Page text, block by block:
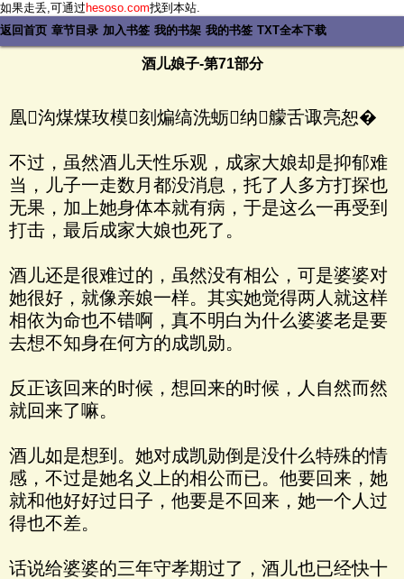
如果走丢,可通过hesoso.com找到本站.
返回首页 章节目录 加入书签 我的书架 我的书签 TXT全本下载
酒儿娘子-第71部分
凰沟煤煤玫模刻煸缟洗蛎纳艨舌诹亮恕�
不过，虽然酒儿天性乐观，成家大娘却是抑郁难
当，儿子一走数月都没消息，托了人多方打探也
无果，加上她身体本就有病，于是这么一再受到
打击，最后成家大娘也死了。
酒儿还是很难过的，虽然没有相公，可是婆婆对
她很好，就像亲娘一样。其实她觉得两人就这样
相依为命也不错啊，真不明白为什么婆婆老是要
去想不知身在何方的成凯勋。
反正该回来的时候，想回来的时候，人自然而然
就回来了嘛。
酒儿如是想到。她对成凯勋倒是没什么特殊的情
感，不过是她名义上的相公而已。他要回来，她
就和他好好过日子，他要是不回来，她一个人过
得也不差。
话说给婆婆的三年守孝期过了，酒儿也已经快十